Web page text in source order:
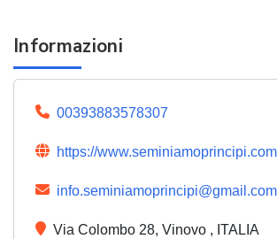
Informazioni
00393883578307
https://
info.seminiamoprincipi@gmail.com
Via Colombo 28, Vinovo , ITALIA